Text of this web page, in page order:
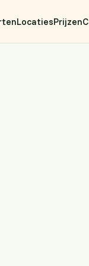
LocatiesPrijzen